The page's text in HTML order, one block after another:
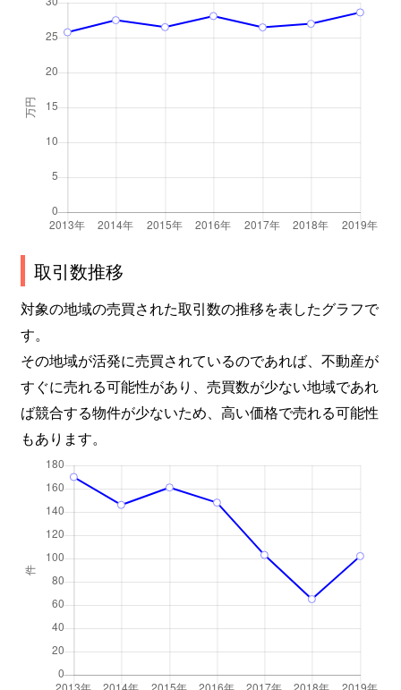
取引数推移
対象の地域の売買された取引数の推移を表したグラフで
す。
その地域が活発に売買されているのであれば、不動産が
すぐに売れる可能性があり、売買数が少ない地域であれ
ば競合する物件が少ないため、高い価格で売れる可能性
もあります。